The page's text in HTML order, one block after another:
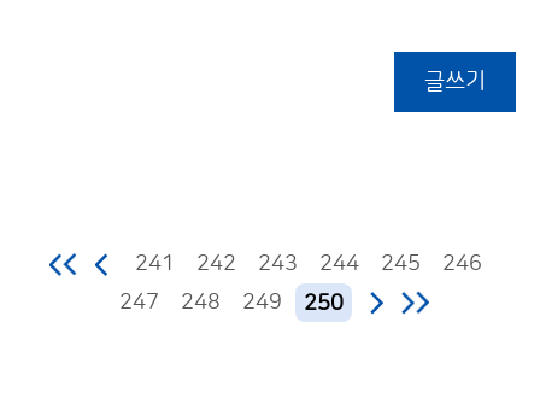
글쓰기
241 242 243 244 245
246
247
248 249 250